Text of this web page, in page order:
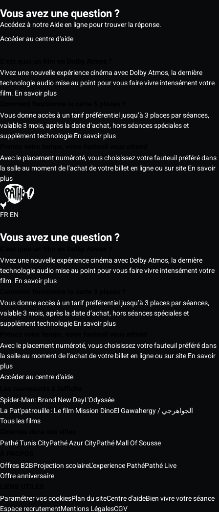
Vous avez une question ?
Accédez à notre Aide en ligne pour trouver la réponse.
Accéder au centre d'aide
Vivez une nouvelle expérience cinéma avec Dolby Atmos, la dernière
technologie audio mise au point pour vous faire vivre intensément votre
film. En savoir plus
Vous donne accès à un tarif préférentiel jusqu’à 3 places par séances,
valable 3 mois, après la date d’achat, hors séances spéciales et
supplément technologieEn savoir plus
Avec le placement numéroté, vous choisissez votre fauteuil préféré dans
la salle au moment de l’achat de votre billet en ligne ou sur siteEn savoir
plus
FREN
Vous avez une question ?
Vivez une nouvelle expérience cinéma avec Dolby Atmos, la dernière
technologie audio mise au point pour vous faire vivre intensément votre
film. En savoir plus
Vous donne accès à un tarif préférentiel jusqu’à 3 places par séances,
valable 3 mois, après la date d’achat, hors séances spéciales et
supplément technologieEn savoir plus
Avec le placement numéroté, vous choisissez votre fauteuil préféré dans
la salle au moment de l’achat de votre billet en ligne ou sur siteEn savoir
plus
Accéder au centre d'aide
Spider-Man: Brand New DayL'Odyssée
La Pat'patrouille : Le film Mission Dino
El Gawahergy / الجواهرجي
Tous les films
Pathé Tunis CityPathé Azur CityPathé Mall Of Sousse
Offres B2BProjection scolaireL'experience PathéPathé Live
Offre anniversaire
Paramétrer vos cookiesPlan du siteCentre d'aideBien vivre votre séance
Espace recrutementMentions LégalesCGV